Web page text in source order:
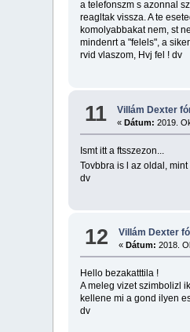
a telefonszm s azonnal
reagltak vissza. A te
komolyabbakat nem, st
mindenrt a "felels", a
rvid vlaszom, Hvj fel ! dv
11 Villám Dexter
«Dátum: 2019.
Ismt itt a ftsszezon...
Tovbbra is l az oldal,
dv
12 Villám Dexter
« Dátum: 2018.
Hello bezakatttila !
A meleg vizet szimbolizl
kellene mi a gond ilyen
dv